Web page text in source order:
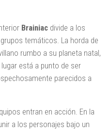
Brainiac divide a los
temáticos. La horda de
rumbo a su planeta natal,
está a punto de ser
parecidos a
entran en acción. En la
a los personajes bajo un